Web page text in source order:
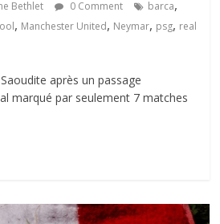
Bethlet 0 Comment barca,
, Manchester United, Neymar, psg, real
après un passage
marqué par seulement 7 matches